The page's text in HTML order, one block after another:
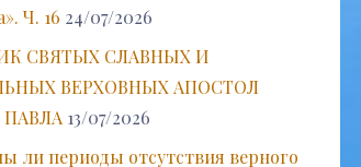
Ч. 16 24/07/2026
СВЯТЫХ СЛАВНЫХ И
ВЕРХОВНЫХ АПОСТОЛ
13/07/2026
ли периоды отсутствия верного